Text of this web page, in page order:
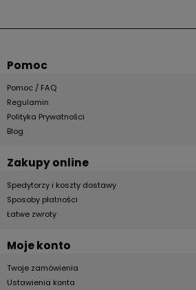
Pomoc
Pomoc / FAQ
Regulamin
Polityka Prywatności
Blog
Zakupy online
Spedytorzy i koszty dostawy
Sposoby płatności
Łatwe zwroty
Moje konto
Twoje zamówienia
Ustawienia konta